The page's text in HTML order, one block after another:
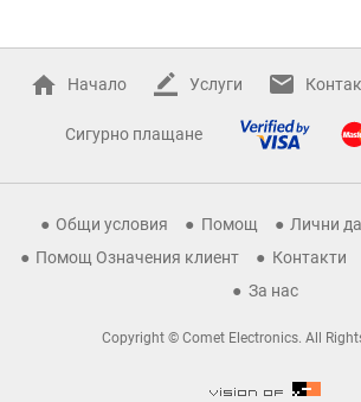
Начало Услуги
Сигурно плащане
Общи условия Помощ
Лични
Помощ Означения клиент
Контакти
За нас
Copyright © Comet Electronics. All